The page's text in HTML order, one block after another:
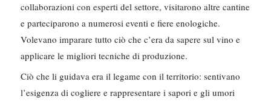
collaborazioni con esperti del settore, visitarono altre cantine
e parteciparono a numerosi eventi e fiere enologiche.
Volevano imparare tutto ciò che c’era da sapere sul vino e
applicare le migliori tecniche di produzione.
Ciò che li guidava era il legame con il territorio: sentivano
l’esigenza di cogliere e rappresentare i sapori e gli umori